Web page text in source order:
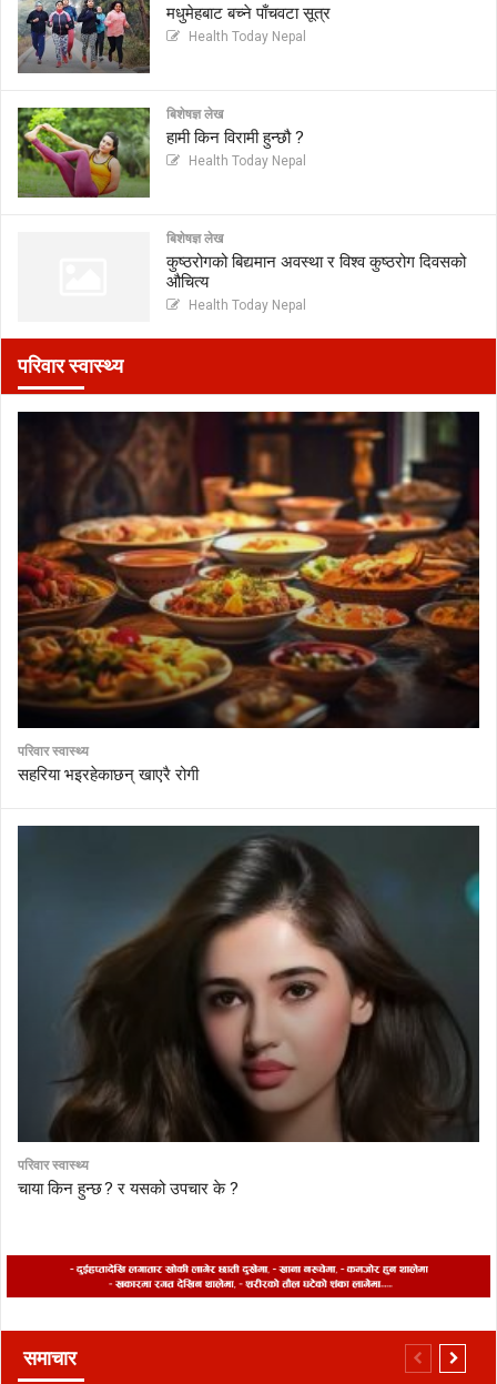
मधुमेहबाट बच्ने पाँचवटा सूत्र
Health Today Nepal
बिशेषज्ञ लेख
हामी किन विरामी हुन्छौ ?
Health Today Nepal
बिशेषज्ञ लेख
कुष्ठरोगको बिद्यमान अवस्था र विश्व कुष्ठरोग दिवसको
औचित्य
Health Today Nepal
परिवार स्वास्थ्य
परिवार स्वास्थ्य
सहरिया भइरहेकाछन् खाएरै रोगी
परिवार स्वास्थ्य
चाया किन हुन्छ ? र यसको उपचार के ?
समाचार